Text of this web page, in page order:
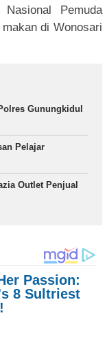
Pemuda
di Wonosari
Gunungkidul
Pelajar
Outlet Penjual